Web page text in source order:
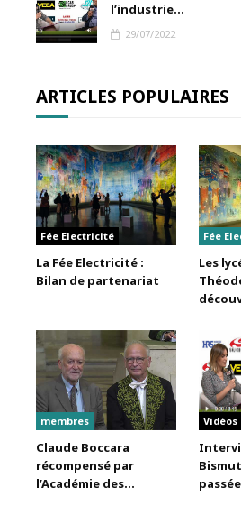
l’industrie...
29/07/2022
ARTICLES POPULAIRES
Fée Electricité
La Fée Electricité :
Bilan de partenariat
Fée
Les
membres
Claude Boccara
récompensé par
l’Académie des...
Vidéos